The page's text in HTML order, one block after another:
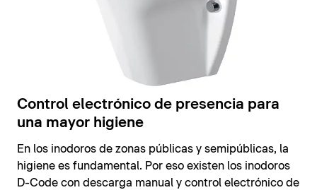
Control electrónico de presencia para
una mayor higiene
En los inodoros de zonas públicas y semipúblicas, la
higiene es fundamental. Por eso existen los inodoros
D-Code con descarga manual y control electrónico de